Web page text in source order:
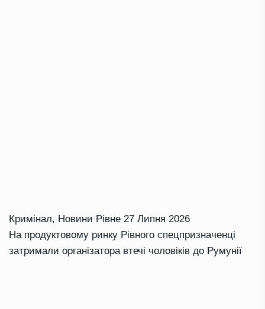
Кримінал, Новини Рівне 27 Липня 2026
На продуктовому ринку Рівного спецпризначенці
затримали організатора втечі чоловіків до Румунії